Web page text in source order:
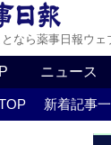
なら薬事日報ウェ
ニュース
新着記事